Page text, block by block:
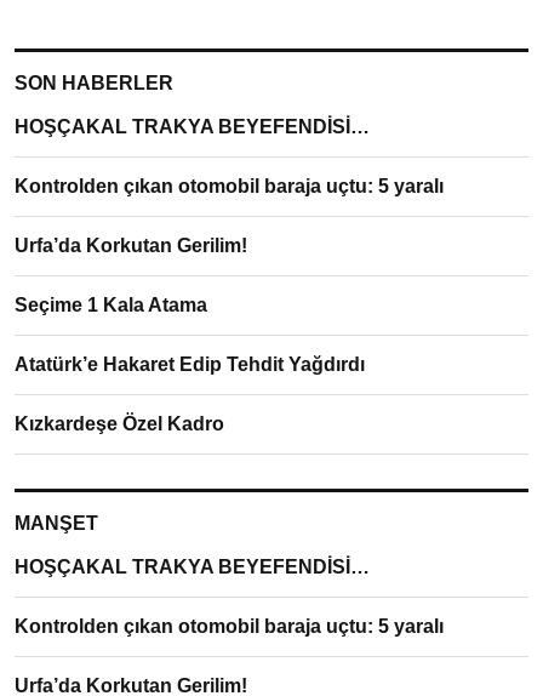
SON HABERLER
HOŞÇAKAL TRAKYA BEYEFENDİSİ…
Kontrolden çıkan otomobil baraja uçtu: 5 yaralı
Urfa’da Korkutan Gerilim!
Seçime 1 Kala Atama
Atatürk’e Hakaret Edip Tehdit Yağdırdı
Kızkardeşe Özel Kadro
MANŞET
HOŞÇAKAL TRAKYA BEYEFENDİSİ…
Kontrolden çıkan otomobil baraja uçtu: 5 yaralı
Urfa’da Korkutan Gerilim!